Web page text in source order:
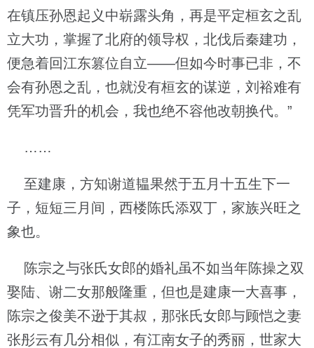
在镇压孙恩起义中崭露头角，再是平定桓玄之乱
立大功，掌握了北府的领导权，北伐后秦建功，
便急着回江东篡位自立——但如今时事已非，不
会有孙恩之乱，也就没有桓玄的谋逆，刘裕难有
凭军功晋升的机会，我也绝不容他改朝换代。”
……
至建康，方知谢道韫果然于五月十五生下一
子，短短三月间，西楼陈氏添双丁，家族兴旺之
象也。
陈宗之与张氏女郎的婚礼虽不如当年陈操之双
娶陆、谢二女那般隆重，但也是建康一大喜事，
陈宗之俊美不逊于其叔，那张氏女郎与顾恺之妻
张彤云有几分相似，有江南女子的秀丽，世家大